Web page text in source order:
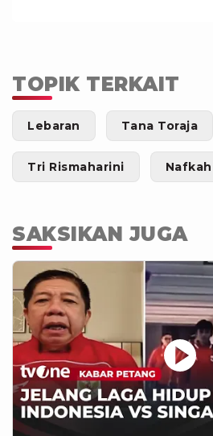
TOPIK TERKAIT
Lebaran Tana Toraja
Tri Rismaharini Nafkah
SAKSIKAN JUGA